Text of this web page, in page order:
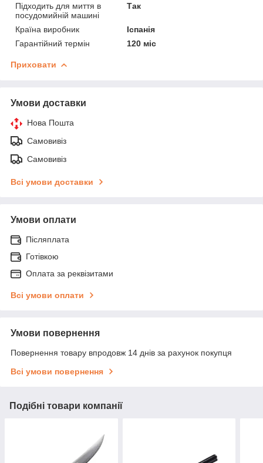
Підходить для миття в
посудомийній машині
Так
Країна виробник
Іспанія
Гарантійний термін
120 міс
Приховати
Умови доставки
Нова Пошта
Самовивіз
Самовивіз
Всі умови доставки
Умови оплати
Післяплата
Готівкою
Оплата за реквізитами
Всі умови оплати
Умови повернення
Повернення товару впродовж 14 днів за рахунок покупця
Всі умови повернення
Подібні товари компанії